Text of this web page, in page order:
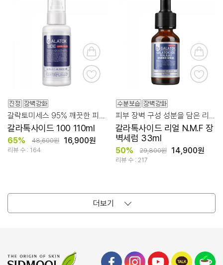
갈라톡사이드 100 110ml
65% 48,600원 16,900원
리뷰 수 : 164
갈라톡사이드 리얼 N.M.F 장
벽세럼 33ml
50% 29,800원 14,900원
리뷰 수 : 217
더보기